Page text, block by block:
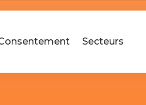
Secteurs